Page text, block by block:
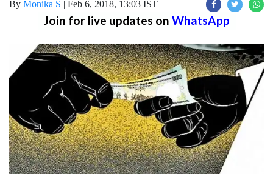
By Monika S | Feb 6, 2018, 13:03 IST
Join for live updates on WhatsApp